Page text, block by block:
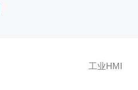
工业HMI